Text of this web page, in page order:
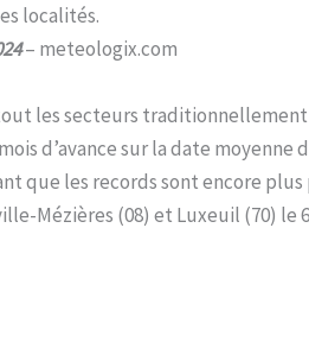
localités.
– meteologix.com
les secteurs
d’avance sur la date
les records sont encore plus
Mézières (08) et Luxeuil (70) le